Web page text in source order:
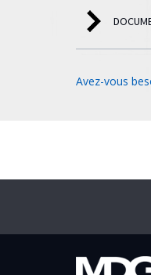
Avez-vous